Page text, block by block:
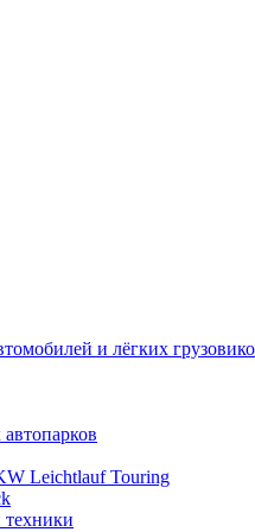
и лёгких
Leichtlauf Touring
техники